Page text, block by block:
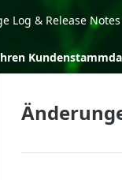
Log & Release Notes